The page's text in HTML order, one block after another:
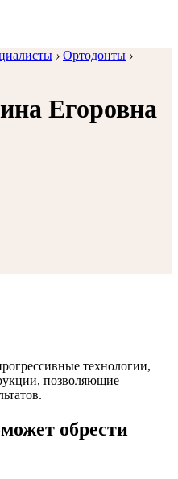
› Ортодонты ›
Егоровна
технологии,
позволяющие
обрести